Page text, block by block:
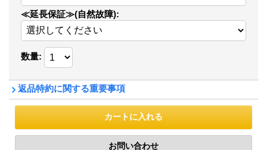
≪延長保証≫(自然故障):
数量:
返品特約に関する重要事項